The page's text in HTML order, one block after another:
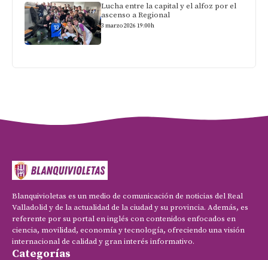
Lucha entre la capital y el alfoz por el
ascenso a Regional
3 marzo 2026 19:00h
Blanquivioletas es un medio de comunicación de noticias del Real
Valladolid y de la actualidad de la ciudad y su provincia. Además, es
referente por su portal en inglés con contenidos enfocados en
ciencia, movilidad, economía y tecnología, ofreciendo una visión
internacional de calidad y gran interés informativo.
Categorías